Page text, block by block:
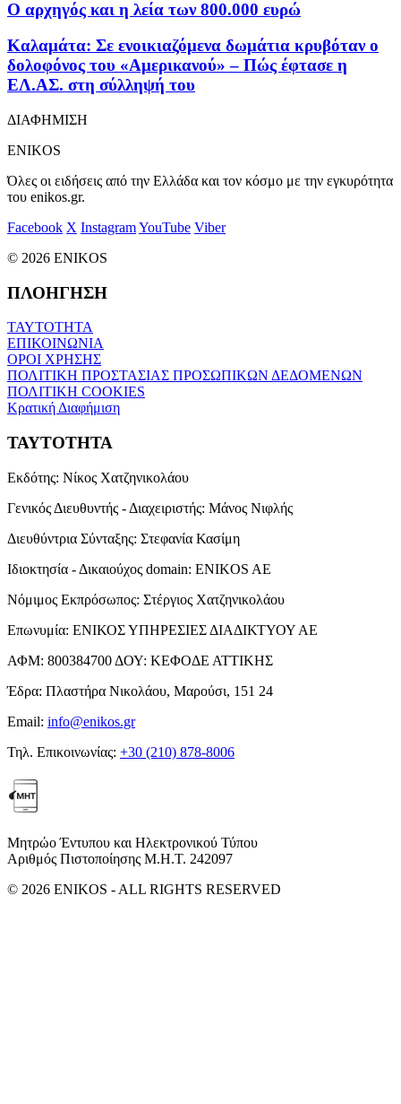
Ο αρχηγός και η λεία των 800.000 ευρώ
Καλαμάτα: Σε ενοικιαζόμενα δωμάτια κρυβόταν ο
δολοφόνος του «Αμερικανού» – Πώς έφτασε η
ΕΛ.ΑΣ. στη σύλληψή του
ΔΙΑΦΗΜΙΣΗ
ENIKOS
Όλες οι ειδήσεις από την Ελλάδα και τον κόσμο με την εγκυρότητα
του enikos.gr.
Facebook X InstagramYouTube Viber
© 2026 ENIKOS
ΠΛΟΗΓΗΣΗ
ΤΑΥΤΟΤΗΤΑ
ΕΠΙΚΟΙΝΩΝΙΑ
ΟΡΟΙ ΧΡΗΣΗΣ
ΠΟΛΙΤΙΚΗ ΠΡΟΣΤΑΣΙΑΣ ΠΡΟΣΩΠΙΚΩΝ ΔΕΔΟΜΕΝΩΝ
ΠΟΛΙΤΙΚΗ COOKIES
Κρατική Διαφήμιση
ΤΑΥΤΟΤΗΤΑ
Εκδότης: Νίκος Χατζηνικολάου
Γενικός Διευθυντής - Διαχειριστής: Μάνος Νιφλής
Διευθύντρια Σύνταξης: Στεφανία Κασίμη
Ιδιοκτησία - Δικαιούχος domain: ENIKOS AE
Νόμιμος Εκπρόσωπος: Στέργιος Χατζηνικολάου
Επωνυμία: ΕΝΙΚΟΣ ΥΠΗΡΕΣΙΕΣ ΔΙΑΔΙΚΤΥΟΥ ΑΕ
ΑΦΜ: 800384700 ΔΟΥ: ΚΕΦΟΔΕ ΑΤΤΙΚΗΣ
Έδρα: Πλαστήρα Νικολάου, Μαρούσι, 151 24
Email: info@enikos.gr
Τηλ. Επικοινωνίας: +30 (210) 878-8006
Μητρώο Έντυπου και Ηλεκτρονικού Τύπου
Αριθμός Πιστοποίησης Μ.Η.Τ. 242097
© 2026 ENIKOS - ALL RIGHTS RESERVED